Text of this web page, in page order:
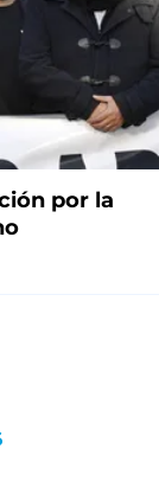
por la